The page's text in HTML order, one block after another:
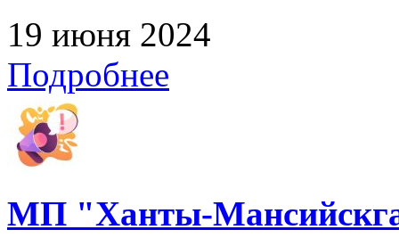
19 июня 2024
Подробнее
МП "Ханты-